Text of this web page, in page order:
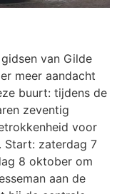
van Gilde
meer aandacht
buurt: tijdens de
zeventig
voor
Start: zaterdag 7
8 oktober om
aan de